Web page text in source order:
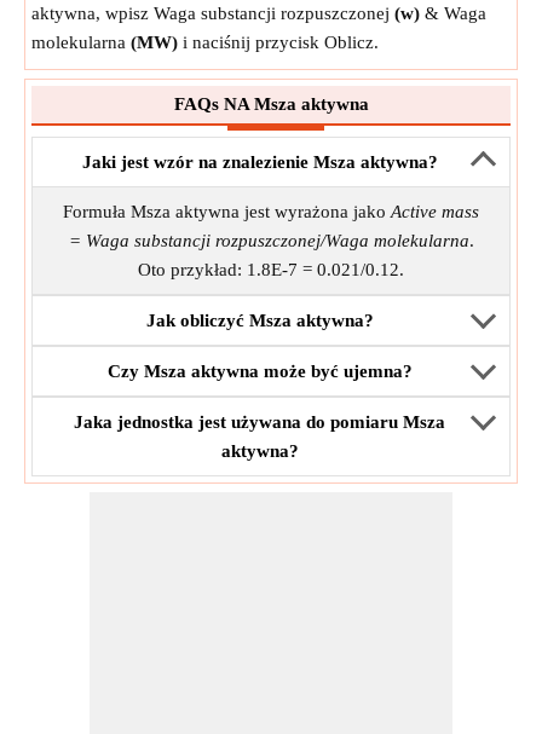
aktywna, wpisz Waga substancji rozpuszczonej (w) & Waga
molekularna (MW) i naciśnij przycisk Oblicz.
FAQs NA Msza aktywna
Jaki jest wzór na znalezienie Msza aktywna?
Formuła Msza aktywna jest wyrażona jako Active mass
= Waga substancji rozpuszczonej/Waga molekularna.
Oto przykład: 1.8E-7 = 0.021/0.12.
Jak obliczyć Msza aktywna?
Czy Msza aktywna może być ujemna?
Jaka jednostka jest używana do pomiaru Msza
aktywna?